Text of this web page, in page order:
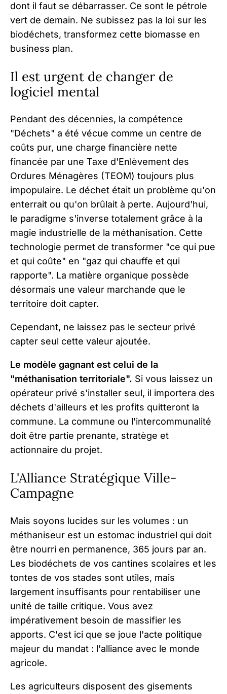
dont il faut se débarrasser. Ce sont le pétrole
vert de demain. Ne subissez pas la loi sur les
biodéchets, transformez cette biomasse en
business plan.
Il est urgent de changer de
logiciel mental
Pendant des décennies, la compétence
"Déchets" a été vécue comme un centre de
coûts pur, une charge financière nette
financée par une Taxe d'Enlèvement des
Ordures Ménagères (TEOM) toujours plus
impopulaire. Le déchet était un problème qu'on
enterrait ou qu'on brûlait à perte. Aujourd'hui,
le paradigme s'inverse totalement grâce à la
magie industrielle de la méthanisation. Cette
technologie permet de transformer "ce qui pue
et qui coûte" en "gaz qui chauffe et qui
rapporte". La matière organique possède
désormais une valeur marchande que le
territoire doit capter.
Cependant, ne laissez pas le secteur privé
capter seul cette valeur ajoutée.
Le modèle gagnant est celui de la
"méthanisation territoriale". Si vous laissez un
opérateur privé s'installer seul, il importera des
déchets d'ailleurs et les profits quitteront la
commune. La commune ou l'intercommunalité
doit être partie prenante, stratège et
actionnaire du projet.
L'Alliance Stratégique Ville-
Campagne
Mais soyons lucides sur les volumes : un
méthaniseur est un estomac industriel qui doit
être nourri en permanence, 365 jours par an.
Les biodéchets de vos cantines scolaires et les
tontes de vos stades sont utiles, mais
largement insuffisants pour rentabiliser une
unité de taille critique. Vous avez
impérativement besoin de massifier les
apports. C'est ici que se joue l'acte politique
majeur du mandat : l'alliance avec le monde
agricole.
Les agriculteurs disposent des gisements